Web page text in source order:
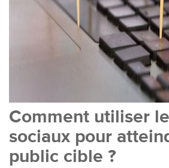
Comment utiliser
sociaux pour
public cible ?